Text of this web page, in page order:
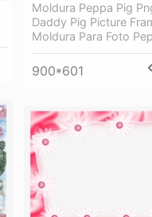
Moldura Peppa Pig
Daddy Pig Picture
Moldura Para Foto
900*601